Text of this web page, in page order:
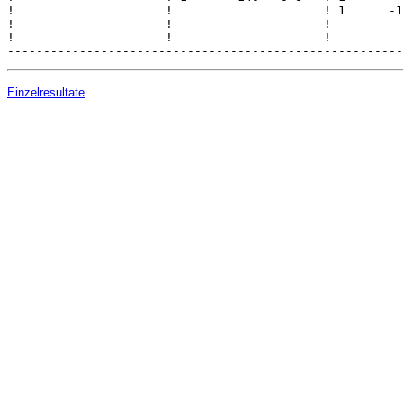
!                     !                     ! 1      -
!                     !                     !
!                     !                     !
Einzelresultate